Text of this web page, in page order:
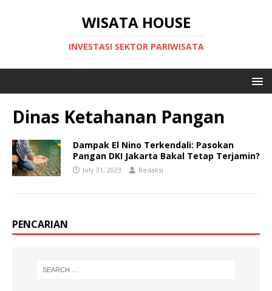
WISATA HOUSE
INVESTASI SEKTOR PARIWISATA
Dinas Ketahanan Pangan
Dampak El Nino Terkendali: Pasokan
Pangan DKI Jakarta Bakal Tetap Terjamin?
July 31, 2023 Redaksi
PENCARIAN